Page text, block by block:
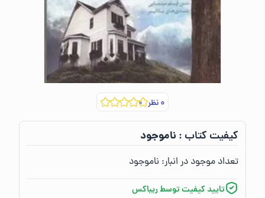
۰نظر
کیفیت کتاب :‌ ناموجود
تعداد موجود در انبار:‌ ناموجود
تایید کیفیت توسط ریباکس